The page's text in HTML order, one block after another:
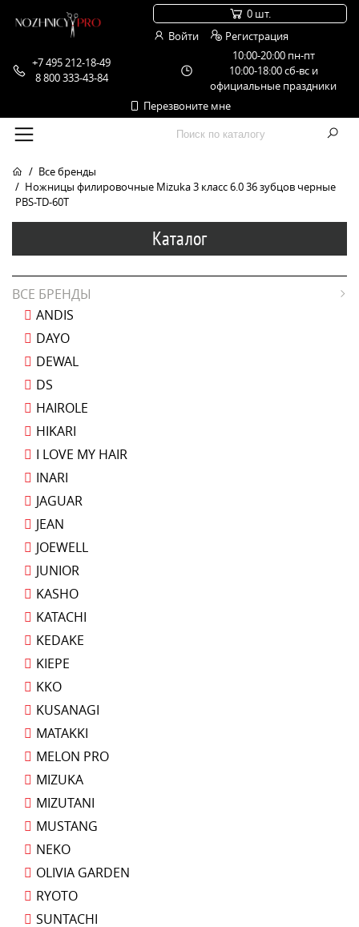
+7 495 212-18-49
8 800 333-43-84
10:00-20:00 пн-пт
10:00-18:00 сб-вс и
официальные праздники
Перезвоните мне
0 шт.
Войти
Регистрация
Все бренды
Ножницы филировочные Mizuka 3 класс 6.0 36 зубцов черные
PBS-TD-60T
Каталог
ВСЕ БРЕНДЫ
ANDIS
DAYO
DEWAL
DS
HAIROLE
HIKARI
I LOVE MY HAIR
INARI
JAGUAR
JEAN
JOEWELL
JUNIOR
KASHO
KATACHI
KEDAKE
KIEPE
KKO
KUSANAGI
MATAKKI
MELON PRO
MIZUKA
MIZUTANI
MUSTANG
NEKO
OLIVIA GARDEN
RYOTO
SUNTACHI